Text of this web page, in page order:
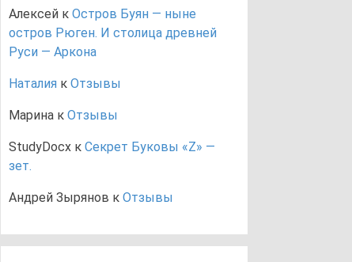
Алексей к Остров Буян — ныне
остров Рюген. И столица древней
Руси — Аркона
Наталия к Отзывы
Марина к Отзывы
StudyDocx к Секрет Буковы «Z» —
зет.
Андрей Зырянов к Отзывы